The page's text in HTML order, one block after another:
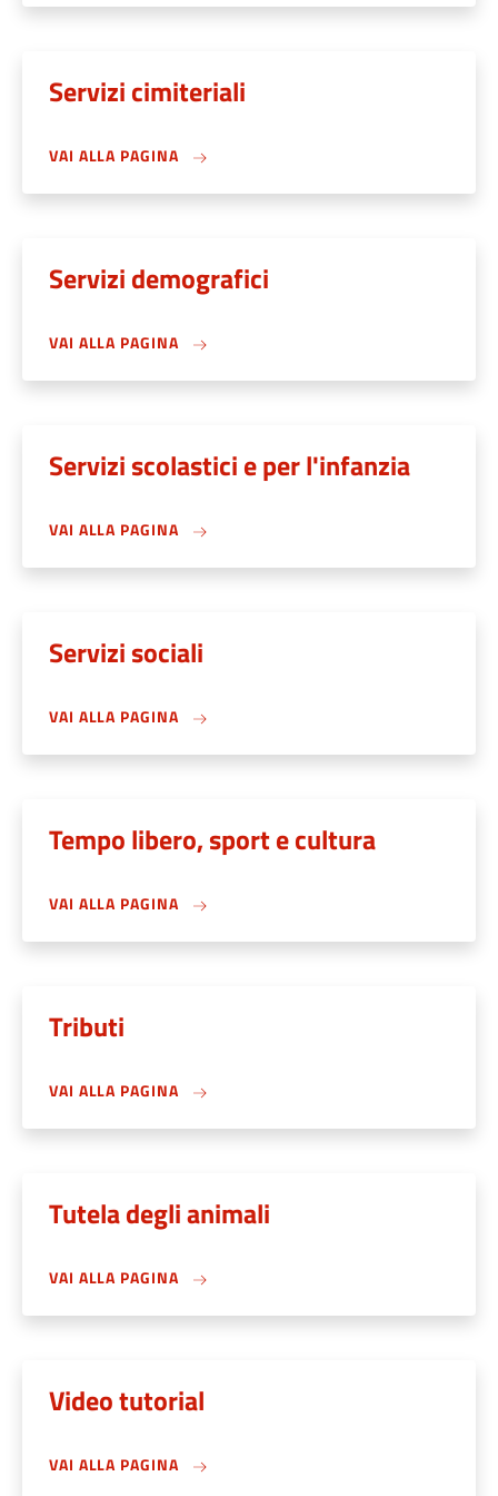
Servizi cimiteriali
VAI ALLA PAGINA
Servizi demografici
VAI ALLA PAGINA
Servizi scolastici e per l'infanzia
VAI ALLA PAGINA
Servizi sociali
VAI ALLA PAGINA
Tempo libero, sport e cultura
VAI ALLA PAGINA
Tributi
VAI ALLA PAGINA
Tutela degli animali
VAI ALLA PAGINA
Video tutorial
VAI ALLA PAGINA